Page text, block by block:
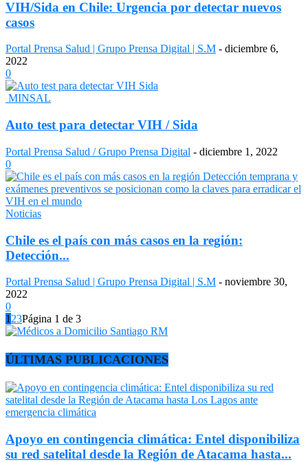
VIH/Sida en Chile: Urgencia por detectar nuevos
casos
Portal Prensa Salud | Grupo Prensa Digital | S.M - diciembre 6,
2022
0
MINSAL
Auto test para detectar VIH / Sida
Portal Prensa Salud / Grupo Prensa Digital - diciembre 1, 2022
0
Noticias
Chile es el país con más casos en la región:
Detección...
Portal Prensa Salud | Grupo Prensa Digital | S.M - noviembre 30,
2022
0
1 23Página 1 de 3
ÚLTIMAS PUBLICACIONES
Apoyo en contingencia climática: Entel disponibiliza
su red satelital desde la Región de Atacama hasta...